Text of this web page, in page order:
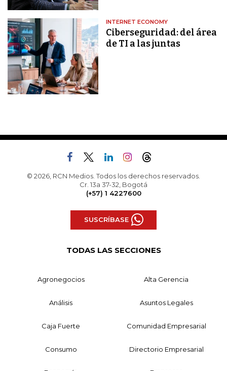
INTERNET ECONOMY
Ciberseguridad: del área
de TI a las juntas
© 2026, RCN Medios. Todos los derechos reservados.
Cr. 13a 37-32, Bogotá
(+57) 1 4227600
SUSCRÍBASE
TODAS LAS SECCIONES
Agronegocios Alta Gerencia
Análisis Asuntos Legales
Caja Fuerte Comunidad Empresarial
Consumo Directorio Empresarial